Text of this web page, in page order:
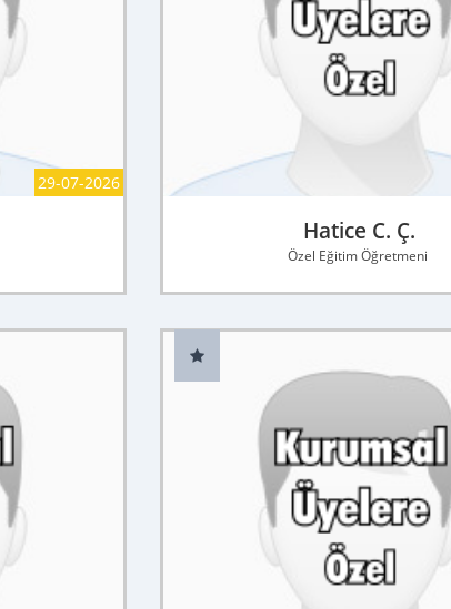
29-07-2026
Hatice C. Ç.
Özel Eğitim Öğretmeni